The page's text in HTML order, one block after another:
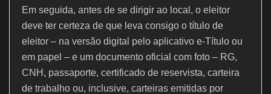
Em seguida, antes de se dirigir ao local, o eleitor
deve ter certeza de que leva consigo o título de
eleitor – na versão digital pelo aplicativo e-Título ou
em papel – e um documento oficial com foto – RG,
CNH, passaporte, certificado de reservista, carteira
de trabalho ou, inclusive, carteiras emitidas por